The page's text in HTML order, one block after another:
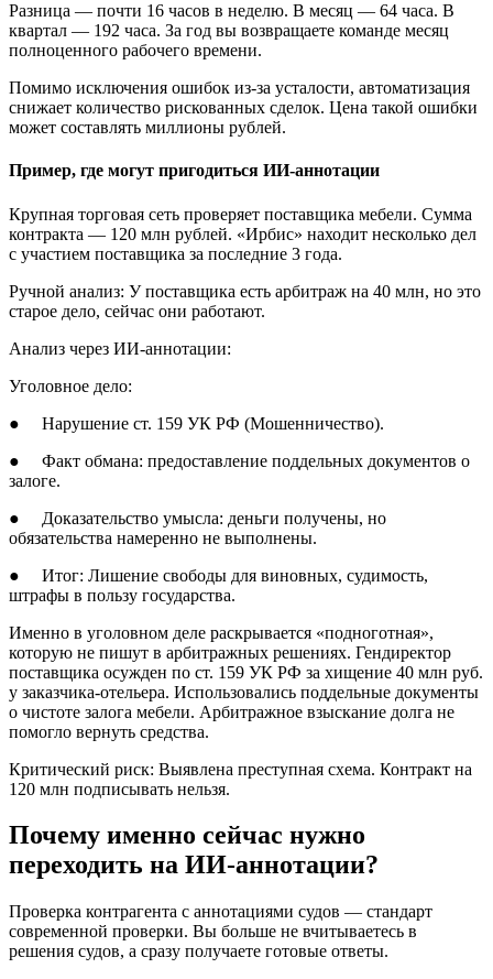
Разница — почти 16 часов в неделю. В месяц — 64 часа. В
квартал — 192 часа. За год вы возвращаете команде месяц
полноценного рабочего времени.
Помимо исключения ошибок из-за усталости, автоматизация
снижает количество рискованных сделок. Цена такой ошибки
может составлять миллионы рублей.
Пример, где могут пригодиться ИИ-аннотации
Крупная торговая сеть проверяет поставщика мебели. Сумма
контракта — 120 млн рублей. «Ирбис» находит несколько дел
с участием поставщика за последние 3 года.
Ручной анализ: У поставщика есть арбитраж на 40 млн, но это
старое дело, сейчас они работают.
Анализ через ИИ-аннотации:
Уголовное дело:
● Нарушение ст. 159 УК РФ (Мошенничество).
● Факт обмана: предоставление поддельных документов о
залоге.
● Доказательство умысла: деньги получены, но
обязательства намеренно не выполнены.
● Итог: Лишение свободы для виновных, судимость,
штрафы в пользу государства.
Именно в уголовном деле раскрывается «подноготная»,
которую не пишут в арбитражных решениях. Гендиректор
поставщика осужден по ст. 159 УК РФ за хищение 40 млн руб.
у заказчика-отельера. Использовались поддельные документы
о чистоте залога мебели. Арбитражное взыскание долга не
помогло вернуть средства.
Критический риск: Выявлена преступная схема. Контракт на
120 млн подписывать нельзя.
Почему именно сейчас нужно
переходить на ИИ-аннотации?
Проверка контрагента с аннотациями судов — стандарт
современной проверки. Вы больше не вчитываетесь в
решения судов, а сразу получаете готовые ответы.